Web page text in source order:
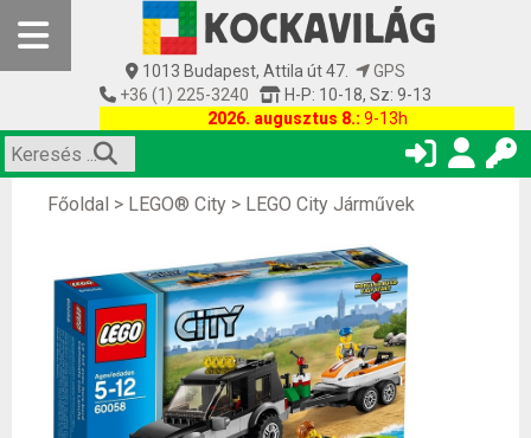
1013 Budapest, Attila út 47.
GPS
+36 (1) 225-3240
H-P: 10-18, Sz: 9-13
2026. augusztus 8.: 9-13h
Főoldal > LEGO® City > LEGO City Járművek